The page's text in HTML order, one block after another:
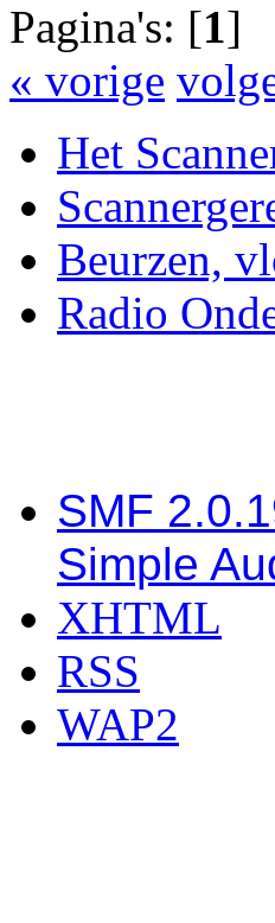
Pagina's: [1]
« vorige
Het
Beurzen,
Radio
SMF
Simple
XHTML
RSS
WAP2